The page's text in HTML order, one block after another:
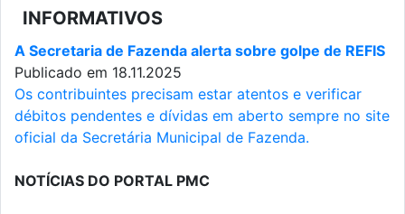
INFORMATIVOS
A Secretaria de Fazenda alerta sobre golpe de REFIS
Publicado em 18.11.2025
Os contribuintes precisam estar atentos e verificar
débitos pendentes e dívidas em aberto sempre no site
oficial da Secretária Municipal de Fazenda.
NOTÍCIAS DO PORTAL PMC